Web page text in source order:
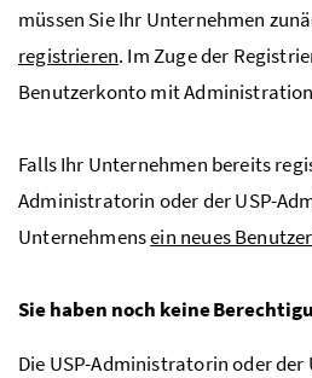
müssen Sie Ihr Unternehmen
registrieren. Im Zuge der
Benutzerkonto mit
Falls Ihr Unternehmen bereits
Administratorin oder derUSP-
Unternehmensein neues
Sie haben noch keine
Die USP-Administratorin oder der